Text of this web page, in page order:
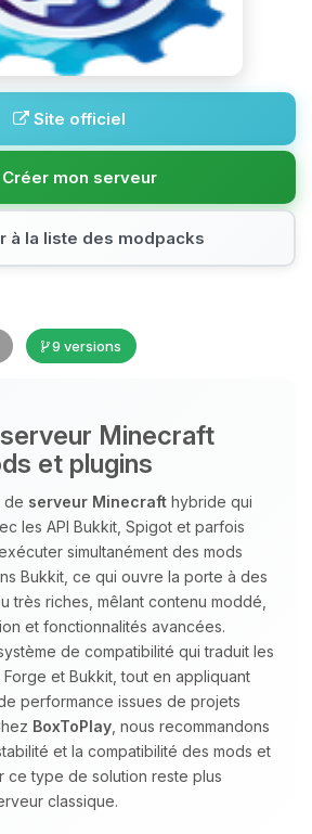
Site officiel
mon serveur
à la liste des modpacks
9 versions
Minecraft
et plugins
de serveur Minecraft hybride qui
les API Bukkit, Spigot et parfois
simultanément des mods
Bukkit, ce qui ouvre la porte à des
très riches, mêlant contenu moddé,
et fonctionnalités avancées.
de compatibilité qui traduit les
et Bukkit, tout en appliquant
performance issues de projets
BoxToPlay , nous recommandons
et la compatibilité des mods et
ce type de solution reste plus
classique.
quelqu’un pour me
c’est Choupy, ton petit
BoxToPlay. Dis-moi ce dont
et je vais remuer mes
pour t’aider.
à 13:24